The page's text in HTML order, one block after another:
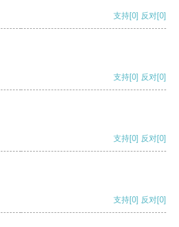
支持[0] 反对[0]
支持[0] 反对[0]
支持[0] 反对[0]
支持[0] 反对[0]